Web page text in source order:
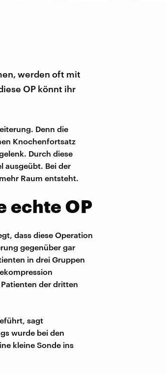
werden oft mit
OP könnt ihr
Denn die
Knochenfortsatz
Durch diese
ausgeübt. Bei der
Raum entsteht.
echte OP
dass diese Operation
gegenüber gar
in drei Gruppen
der dritten
sagt
wurde bei den
kleine Sonde ins